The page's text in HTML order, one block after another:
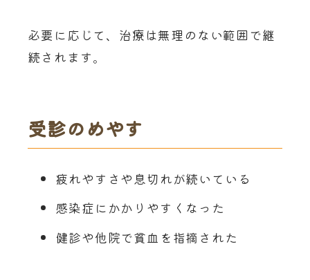
必要に応じて、治療は無理のない範囲で継
続されます。
受診のめやす
疲れやすさや息切れが続いている
感染症にかかりやすくなった
健診や他院で貧血を指摘された